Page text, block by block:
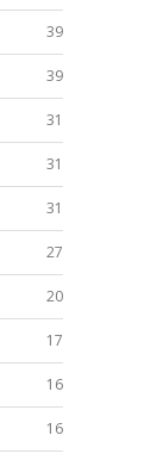
39
39
31
31
31
27
20
17
16
16